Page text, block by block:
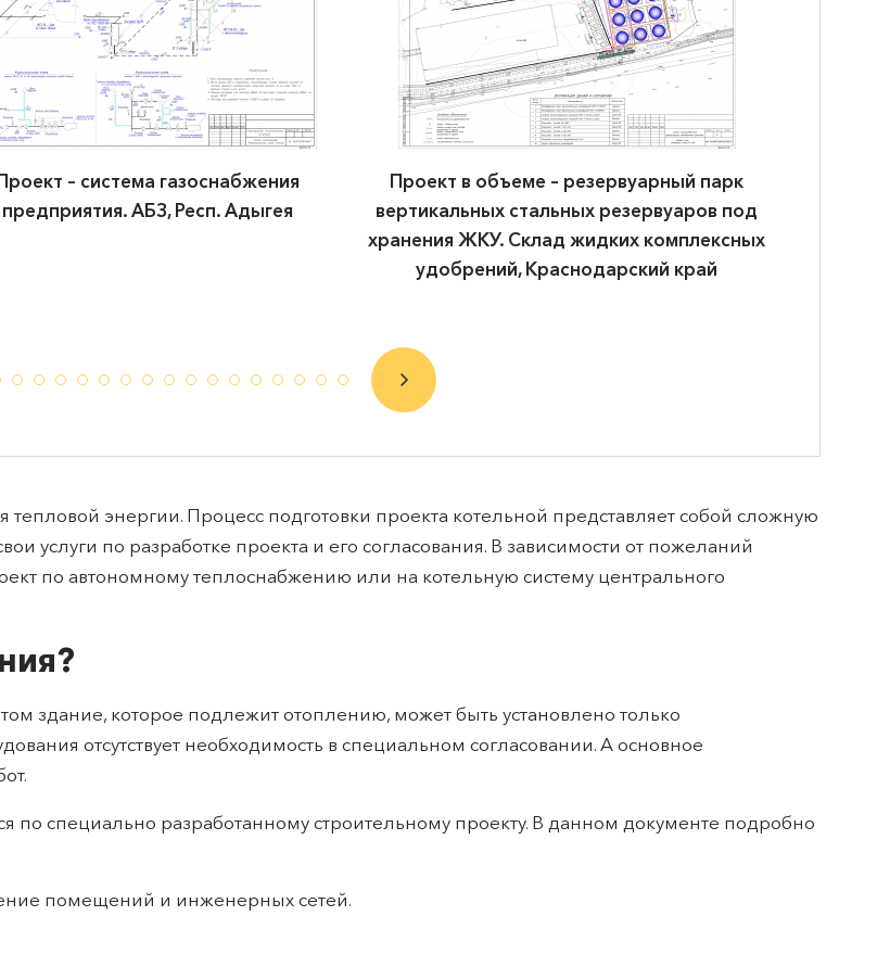
энергии. Процесс подготовки проекта котельной представляет собой сложную
услуги по разработке проекта и его согласования. В зависимости от пожеланий
по автономному теплоснабжению или на котельную систему центрального
здание, которое подлежит отоплению, может быть установлено только
отсутствует необходимость в специальном согласовании. А основное
по специально разработанному строительному проекту. В данном документе подробно
помещений и инженерных сетей.
в объеме – резервуарный парк
стальных резервуаров под
Проект в объеме – терминал хранения и
перевалке битума. Нефтебаза,
Краснодарский край